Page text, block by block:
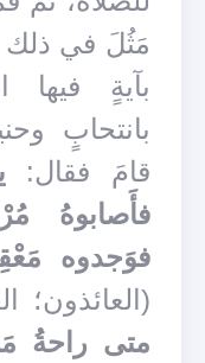
مَثُلَ في ذلك
بآيةٍ فيها
بانتحابٍ
قامَ فقال:
فأَصابوهُ
فوَجدوه
(العائذون؛
متى راحةُ